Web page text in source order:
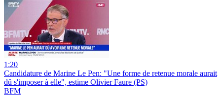
1:20
Candidature de Marine Le Pen: "Une forme de retenue morale aurait
dû s'imposer à elle", estime Olivier Faure (PS)
BFM